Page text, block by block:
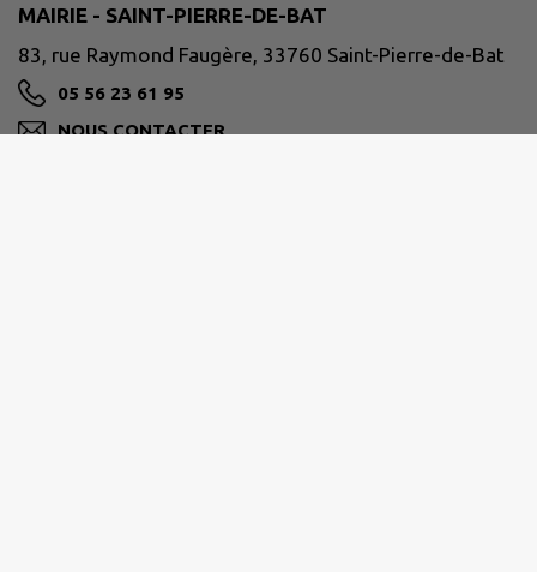
MAIRIE - SAINT-PIERRE-DE-BAT
83, rue Raymond Faugère, 33760 Saint-Pierre-de-Bat
05 56 23 61 95
NOUS CONTACTER